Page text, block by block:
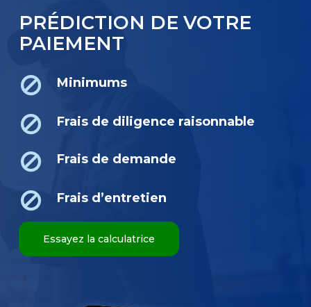
PRÉDICTION DE VOTRE
PAIEMENT
Minimums
Frais de diligence raisonnable
Frais de demande
Frais d’entretien
Essayez la calculatrice